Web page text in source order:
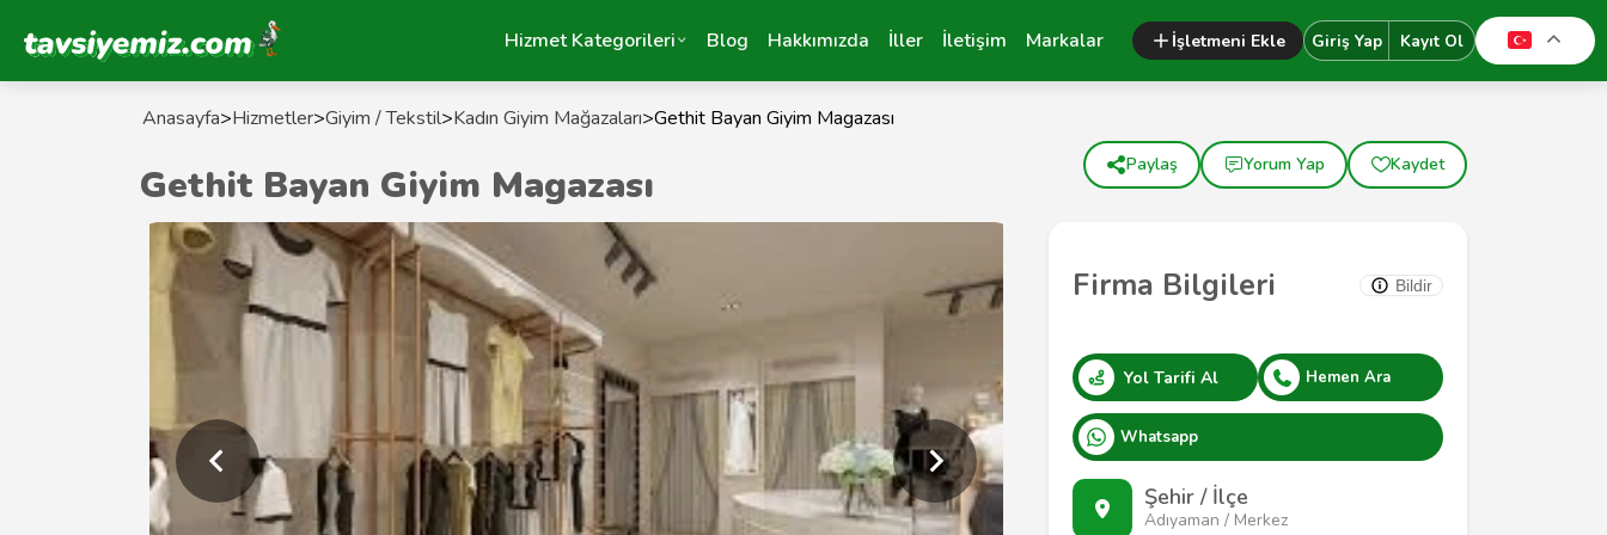
Tavsiyemiz Anasayfa Hizmet Kategorileri Blog Hakkımızda İller İletişim Markalar İşletmeni Ekle Giriş Yap Kayıt Ol
Anasayfa>Hizmetler>Giyim / Tekstil>Kadın Giyim Mağazaları>Gethit Bayan Giyim Magazası
Firma Bilgileri Bildir
Yol Tarifi Al Hemen Ara
Whatsapp
Şehir / İlçe
Adıyaman / Merkez
Gethit Bayan Giyim Magazası Paylaş Yorum Yap Kaydet